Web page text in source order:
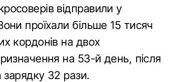
відправили у
проїхали більше 15 тисяч
кордонів на двох
на 53-й день, після
32 рази.